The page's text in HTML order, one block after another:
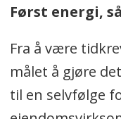
startskuddet
har vært å
jobber – med
prosesser og
Først energi,
Fra å være
målet å gjøre
til en selvfølge